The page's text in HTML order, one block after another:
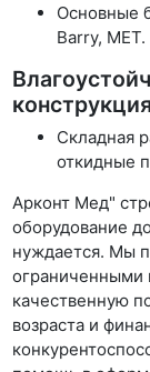
Основные
Barry, MET.
Складная
откидные
Арконт Мед"
оборудование
нуждается. Мы
ограниченными
качественную
возраста и